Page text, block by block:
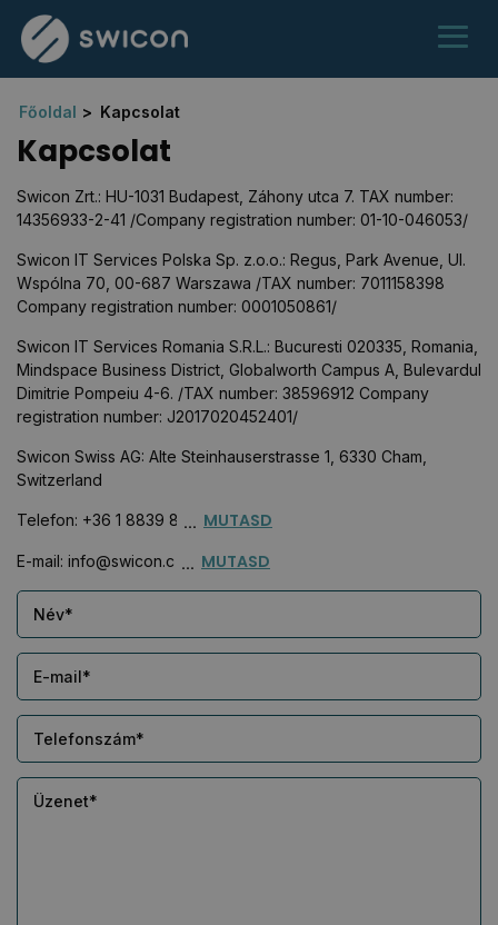
Főoldal Kapcsolat
Kapcsolat
Swicon Zrt.: HU-1031 Budapest, Záhony utca 7. TAX number:
14356933-2-41 /Company registration number: 01-10-046053/
Swicon IT Services Polska Sp. z.o.o.: Regus, Park Avenue, Ul.
Wspólna 70, 00-687 Warszawa /TAX number: 7011158398
Company registration number: 0001050861/
Swicon IT Services Romania S.R.L.: Bucuresti 020335, Romania,
Mindspace Business District, Globalworth Campus A, Bulevardul
Dimitrie Pompeiu 4-6. /TAX number: 38596912 Company
registration number: J2017020452401/
Swicon Swiss AG: Alte Steinhauserstrasse 1, 6330 Cham,
Switzerland
Telefon: +36 1 8839 860 MUTASD
E-mail: info@swicon.com MUTASD